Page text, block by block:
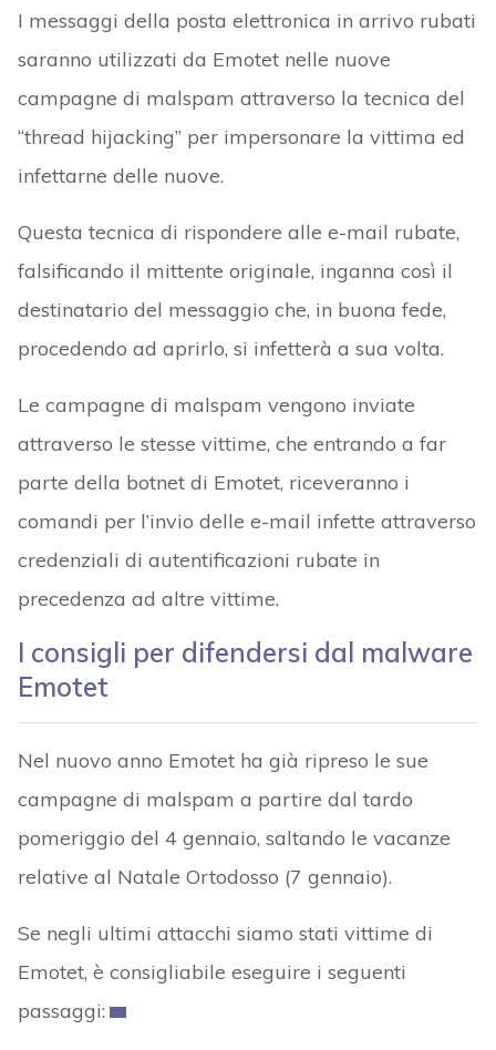
I messaggi della posta elettronica in arrivo rubati
saranno utilizzati da Emotet nelle nuove
campagne di malspam attraverso la tecnica del
“thread hijacking” per impersonare la vittima ed
infettarne delle nuove.
Questa tecnica di rispondere alle e-mail rubate,
falsificando il mittente originale, inganna così il
destinatario del messaggio che, in buona fede,
procedendo ad aprirlo, si infetterà a sua volta.
Le campagne di malspam vengono inviate
attraverso le stesse vittime, che entrando a far
parte della botnet di Emotet, riceveranno i
comandi per l’invio delle e-mail infette attraverso
credenziali di autentificazioni rubate in
precedenza ad altre vittime.
I consigli per difendersi dal malware
Emotet
Nel nuovo anno Emotet ha già ripreso le sue
campagne di malspam a partire dal tardo
pomeriggio del 4 gennaio, saltando le vacanze
relative al Natale Ortodosso (7 gennaio).
Se negli ultimi attacchi siamo stati vittime di
Emotet, è consigliabile eseguire i seguenti
passaggi: